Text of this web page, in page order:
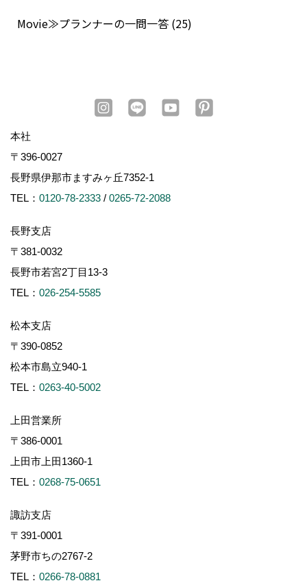
Movie≫プランナーの一問一答 (25)
本社
〒396-0027
長野県伊那市ますみヶ丘7352-1
TEL： 0120-78-2333 / 0265-72-2088
長野支店
〒381-0032
長野市若宮2丁目13-3
TEL： 026-254-5585
松本支店
〒390-0852
松本市島立940-1
TEL： 0263-40-5002
上田営業所
〒386-0001
上田市上田1360-1
TEL： 0268-75-0651
諏訪支店
〒391-0001
茅野市ちの2767-2
TEL： 0266-78-0881